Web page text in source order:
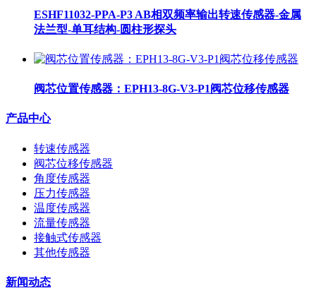
ESHF11032-PPA-P3 AB相双频率输出转速传感器-金属
法兰型-单耳结构-圆柱形探头
阀芯位置传感器：EPH13-8G-V3-P1阀芯位移传感器
产品中心
转速传感器
阀芯位移传感器
角度传感器
压力传感器
温度传感器
流量传感器
接触式传感器
其他传感器
新闻动态